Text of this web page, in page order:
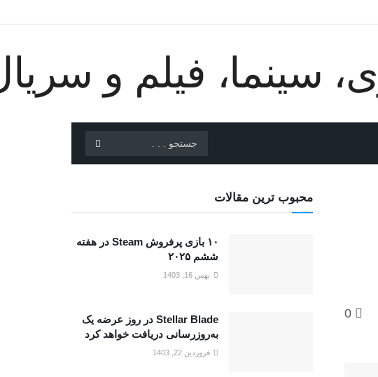
محبوب ترین مقالات
۱۰ بازی پرفروش Steam در هفته
ششم ۲۰۲۵
بهمن 16, 1403
Stellar Blade در روز عرضه یک
به‌روزرسانی دریافت خواهد کرد
فروردین 22, 1403